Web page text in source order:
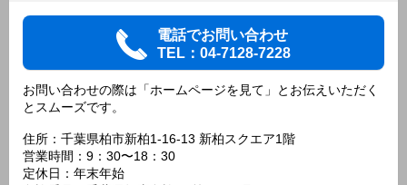
電話でお問い合わせ
TEL：04-7128-7228
お問い合わせの際は「ホームページを見て」とお伝えいただく
とスムーズです。
住所：千葉県柏市新柏1-16-13 新柏スクエア1階
営業時間：9：30〜18：30
定休日：年末年始